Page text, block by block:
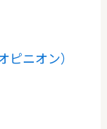
ニオン）